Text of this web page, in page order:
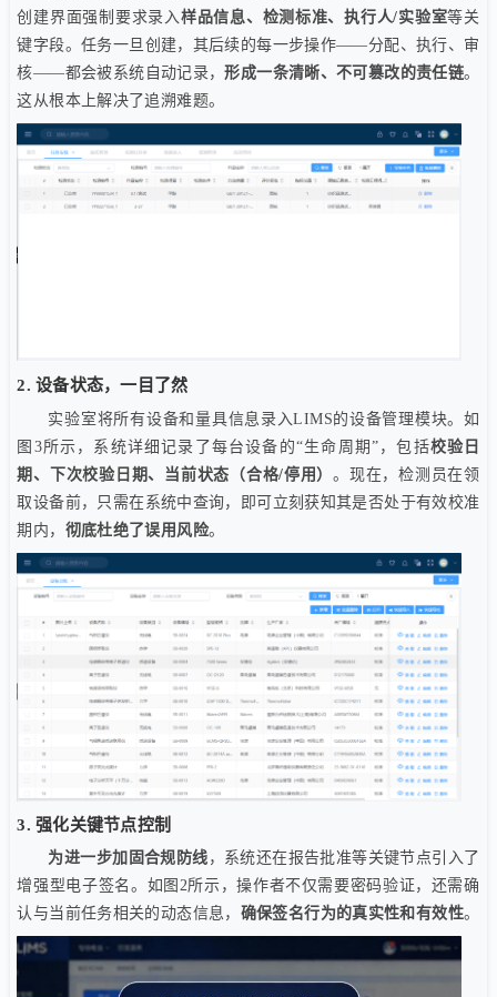
创建界面强制要求录入样品信息、检测标准、执行人/实验室等关
键字段。任务一旦创建，其后续的每一步操作——分配、执行、审
核——都会被系统自动记录，形成一条清晰、不可篡改的责任链。
这从根本上解决了追溯难题。
2. 设备状态，一目了然
实验室将所有设备和量具信息录入LIMS的设备管理模块。如
图3所示，系统详细记录了每台设备的“生命周期”，包括校验日
期、下次校验日期、当前状态（合格/停用）。现在，检测员在领
取设备前，只需在系统中查询，即可立刻获知其是否处于有效校准
期内， 彻底杜绝了误用风险。
3. 强化关键节点控制
为进一步加固合规防线 ，系统还在报告批准等关键节点引入了
增强型电子签名。如图2所示，操作者不仅需要密码验证，还需确
认与当前任务相关的动态信息， 确保签名行为的真实性和有效性。